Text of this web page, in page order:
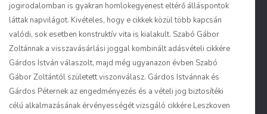
jogirodalomban is gyakran homlokegyenest eltérő álláspontok
láttak napvilágot. Kivételes, hogy e cikkek közül több kapcsán
valódi, sok esetben konstruktív vita is kialakult. Szabó Gábor
Zoltánnak a visszavásárlási joggal kombinált adásvételi cikkére
Gárdos István válaszolt, majd még ugyanazon évben Szabó
Gábor Zoltántól született viszonválasz. Gárdos Istvánnak és
Gárdos Péternek az engedményezés és a vételi jog biztosítéki
célú alkalmazásának érvényességét vizsgáló cikkére Leszkoven